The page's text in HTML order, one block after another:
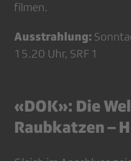
filmen.
Ausstrahlung:
15.20 Uhr, SRF 1
«DOK»: Die
Raubkatzen –